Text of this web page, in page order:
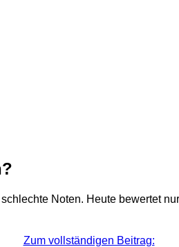
Noten. Heute bewertet
Zum vollständigen Beitrag: